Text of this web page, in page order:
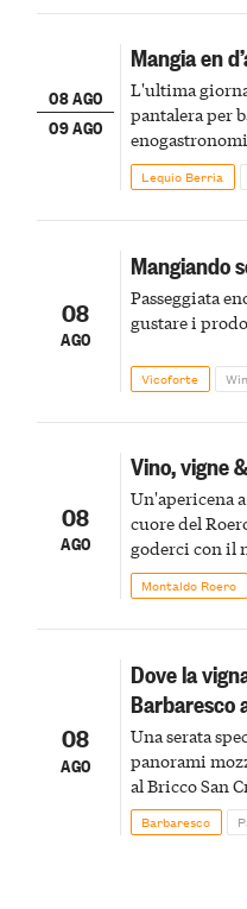
08 AGO
09 AGO
Mangia en
L'ultima
pantalera per
pirotecnico
Lequio Berria
08
AGO
Mangiando
Passeggiata
gustare i
Vicoforte
08
AGO
Vino, vigne
Un'apericena
cuore del
goderci con il
Montaldo Roero
08
AGO
Dove la
Barbaresco
Una serata
panorami
al Bricco San
Barbaresco